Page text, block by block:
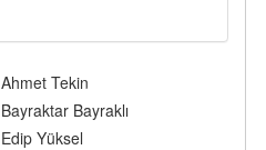
Ahmet Tekin
Bayraktar Bayraklı
Edip Yüksel